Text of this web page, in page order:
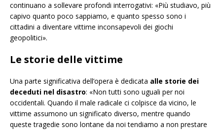
continuano a sollevare profondi interrogativi: «Più studiavo, più
capivo quanto poco sappiamo, e quanto spesso sono i
cittadini a diventare vittime inconsapevoli dei giochi
geopolitici».
Le storie delle vittime
Una parte significativa dell’opera è dedicata alle storie dei
deceduti nel disastro: «Non tutti sono uguali per noi
occidentali. Quando il male radicale ci colpisce da vicino, le
vittime assumono un significato diverso, mentre quando
queste tragedie sono lontane da noi tendiamo a non prestare